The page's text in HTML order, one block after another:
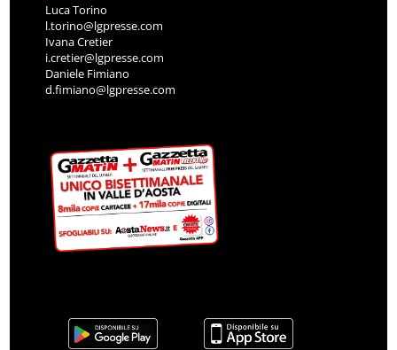
Luca Torino
l.torino@lgpresse.com
Ivana Cretier
i.cretier@lgpresse.com
Daniele Fimiano
d.fimiano@lgpresse.com